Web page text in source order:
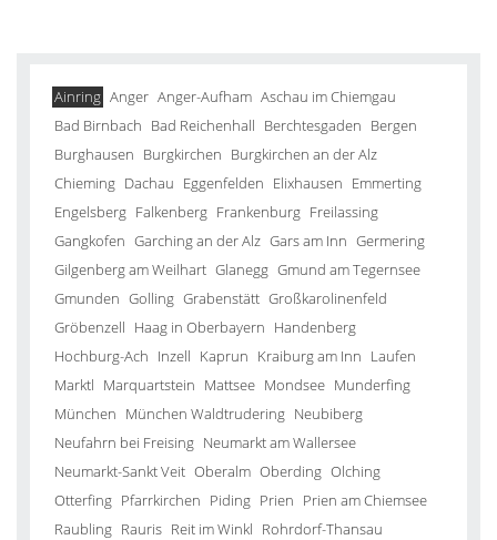
Ainring Anger Anger-Aufham Aschau im Chiemgau
Bad Birnbach Bad Reichenhall Berchtesgaden Bergen
Burghausen Burgkirchen Burgkirchen an der Alz
Chieming Dachau Eggenfelden Elixhausen Emmerting
Engelsberg Falkenberg Frankenburg Freilassing
Gangkofen Garching an der Alz Gars am Inn Germering
Gilgenberg am Weilhart Glanegg Gmund am Tegernsee
Gmunden Golling Grabenstätt Großkarolinenfeld
Gröbenzell Haag in Oberbayern Handenberg
Hochburg-Ach Inzell Kaprun Kraiburg am Inn Laufen
Marktl Marquartstein Mattsee Mondsee Munderfing
München München Waldtrudering Neubiberg
Neufahrn bei Freising Neumarkt am Wallersee
Neumarkt-Sankt Veit Oberalm Oberding Olching
Otterfing Pfarrkirchen Piding Prien Prien am Chiemsee
Raubling Rauris Reit im Winkl Rohrdorf-Thansau